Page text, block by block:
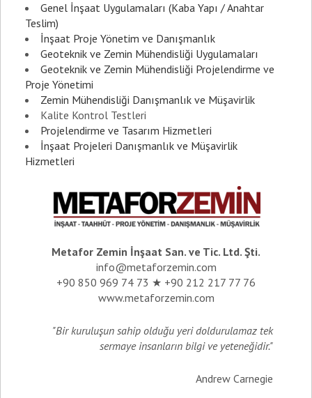
Genel İnşaat Uygulamaları (Kaba Yapı / Anahtar
Teslim)
İnşaat Proje Yönetim ve Danışmanlık
Geoteknik ve Zemin Mühendisliği Uygulamaları
Geoteknik ve Zemin Mühendisliği Projelendirme ve
Proje Yönetimi
Zemin Mühendisliği Danışmanlık ve Müşavirlik
Kalite Kontrol Testleri
Projelendirme ve Tasarım Hizmetleri
İnşaat Projeleri Danışmanlık ve Müşavirlik
Hizmetleri
Metafor Zemin İnşaat San. ve Tic. Ltd. Şti.
info@metaforzemin.com
+90 850 969 74 73 ★ +90 212 217 77 76
www.metaforzemin.com
"Bir kuruluşun sahip olduğu yeri doldurulamaz tek
sermaye insanların bilgi ve yeteneğidir."
Andrew Carnegie